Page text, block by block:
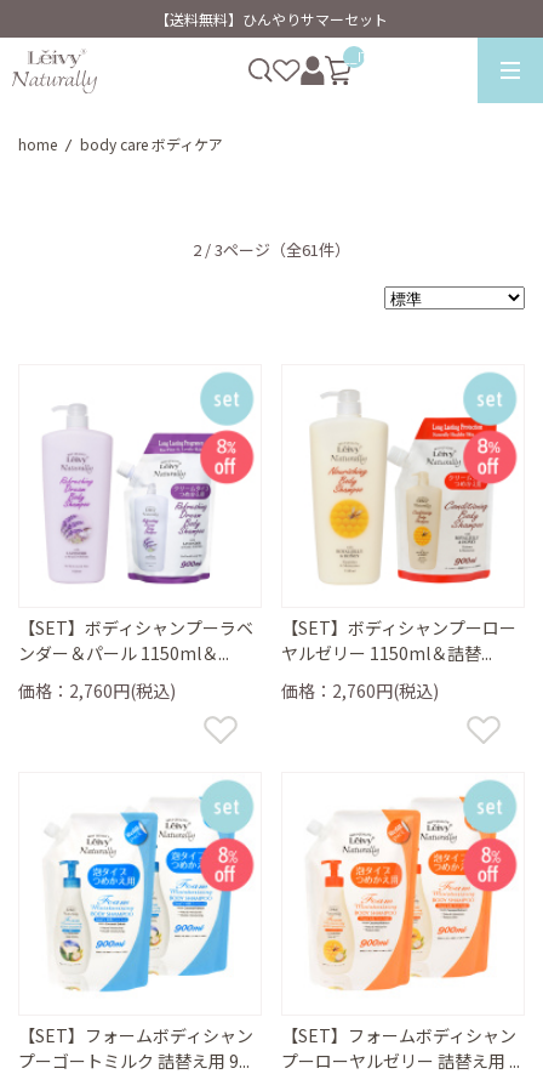
【送料無料】ひんやりサマーセット
__ITM_CNT__
home / body care ボディケア
2 / 3ページ （全61件）
【SET】ボディシャンプーラベ
ンダー＆パール 1150ml＆...
価格：2,760円(税込)
【SET】ボディシャンプーロー
ヤルゼリー 1150ml＆詰替...
価格：2,760円(税込)
【SET】フォームボディシャン
プーゴートミルク 詰替え用 9...
【SET】フォームボディシャン
プーローヤルゼリー 詰替え用 ...